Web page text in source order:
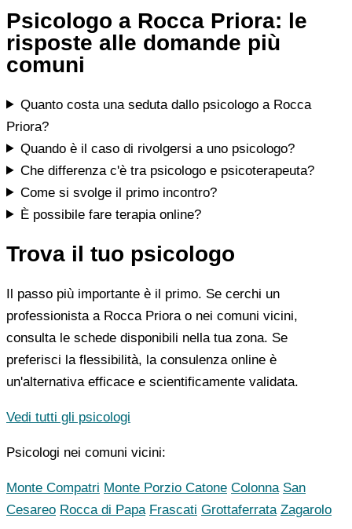
Psicologo a Rocca Priora: le
risposte alle domande più
comuni
Quanto costa una seduta dallo psicologo a Rocca
Priora?
Quando è il caso di rivolgersi a uno psicologo?
Che differenza c'è tra psicologo e psicoterapeuta?
Come si svolge il primo incontro?
È possibile fare terapia online?
Trova il tuo psicologo
Il passo più importante è il primo. Se cerchi un
professionista a Rocca Priora o nei comuni vicini,
consulta le schede disponibili nella tua zona. Se
preferisci la flessibilità, la consulenza online è
un'alternativa efficace e scientificamente validata.
Vedi tutti gli psicologi
Psicologi nei comuni vicini:
Monte Compatri Monte Porzio Catone Colonna San
Cesareo Rocca di Papa Frascati Grottaferrata Zagarolo